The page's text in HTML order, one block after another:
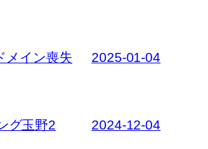
メイン喪失 2025-01-04
グ玉野2 2024-12-04